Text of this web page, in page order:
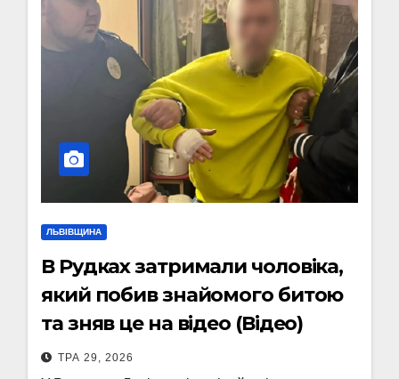
ЛЬВІВЩИНА
В Рудках затримали чоловіка,
який побив знайомого битою
та зняв це на відео (Відео)
ТРА 29, 2026